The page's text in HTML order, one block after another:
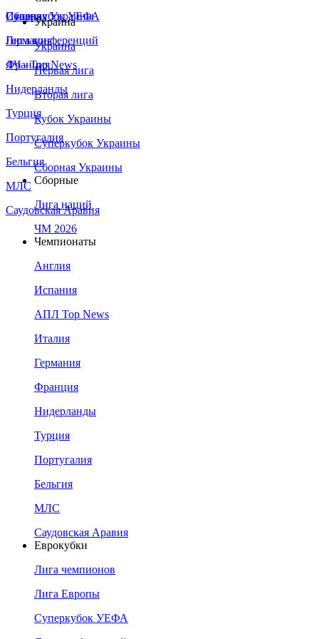
Сборная Украины
Италия
Германия
Франция
Нидерланды
Турция
Португалия
Бельгия
МЛС
Саудовская Аравия
Суперкубок УЕФА
Лига конференций
ЛЧ - Top News
Украина
Украина
Первая лига
Вторая лига
Кубок Украины
Суперкубок Украины
Сборная Украины
Сборные
Лига наций
ЧМ 2026
Чемпионаты
Англия
Испания
АПЛ Top News
Италия
Германия
Франция
Нидерланды
Турция
Португалия
Бельгия
МЛС
Саудовская Аравия
Еврокубки
Лига чемпионов
Лига Европы
Суперкубок УЕФА